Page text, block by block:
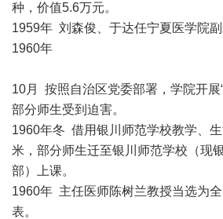
种，价值5.6万元。
1959年 刘森俊、于达任宁夏医学院副
1960年
10月 按照自治区党委部署，学院开展
部分师生受到迫害。
1960年冬 借用银川师范学校教学、
米，部分师生迁至银川师范学校（现
部）上课。
1960年 主任医师陈树兰教授当选为
表。